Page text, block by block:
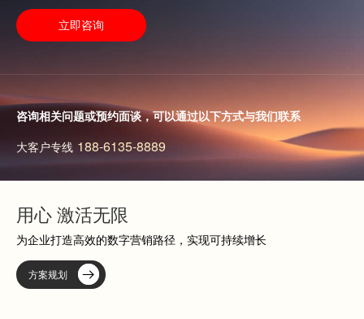
立即咨询
咨询相关问题或预约面谈，可以通过以下方式与我们联系
大客户专线 188-6135-8889
用心 激活无限
为企业打造高效的数字营销路径，实现可持续增长
方案规划